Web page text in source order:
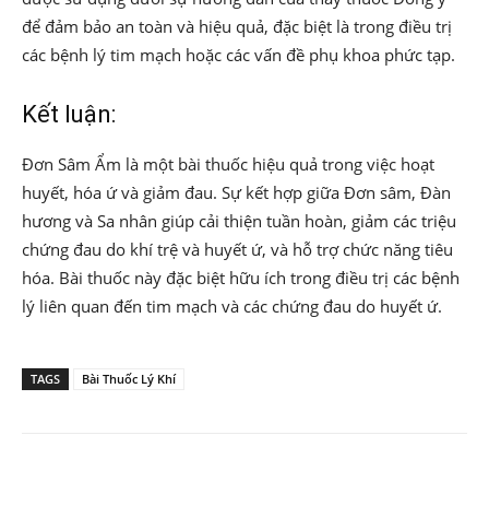
để đảm bảo an toàn và hiệu quả, đặc biệt là trong điều trị
các bệnh lý tim mạch hoặc các vấn đề phụ khoa phức tạp.
Kết luận:
Đơn Sâm Ẩm là một bài thuốc hiệu quả trong việc hoạt
huyết, hóa ứ và giảm đau. Sự kết hợp giữa Đơn sâm, Đàn
hương và Sa nhân giúp cải thiện tuần hoàn, giảm các triệu
chứng đau do khí trệ và huyết ứ, và hỗ trợ chức năng tiêu
hóa. Bài thuốc này đặc biệt hữu ích trong điều trị các bệnh
lý liên quan đến tim mạch và các chứng đau do huyết ứ.
TAGS Bài Thuốc Lý Khí